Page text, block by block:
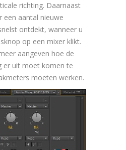
richting. Daarnaast
een aantal nieuwe
ontdekt, wanneer u
op een mixer klikt.
aangeven hoe de
er uit moet komen te
moeten werken.